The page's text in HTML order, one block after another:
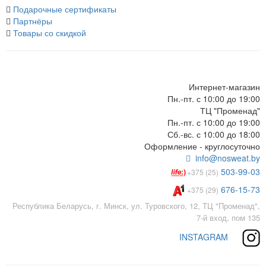
Подарочные сертификаты
Партнёры
Товары со скидкой
Интернет-магазин
Пн.-пт. с 10:00 до 19:00
ТЦ "Променад"
Пн.-пт. с 10:00 до 19:00
Сб.-вс. с 10:00 до 18:00
Оформление - круглосуточно
info@nosweat.by
+375 (25) 503-99-03
+375 (29) 676-15-73
Республика Беларусь, г. Минск, ул. Туровского, 12, ТЦ "Променад",
7-й вход, пом 135
INSTAGRAM